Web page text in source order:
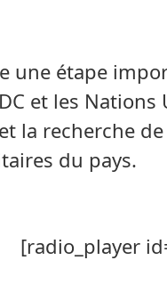
une étape
et les Nations
la recherche
du pays.
[radio_player